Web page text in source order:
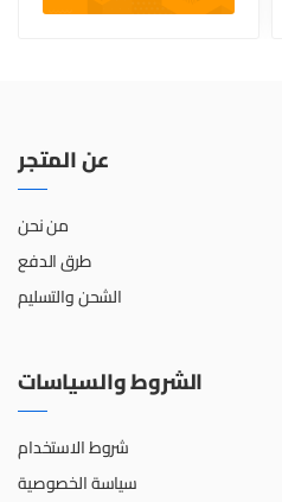
عن المتجر
من نحن
طرق الدفع
الشحن والتسليم
الشروط والسياسات
شروط الاستخدام
سياسة الخصوصية